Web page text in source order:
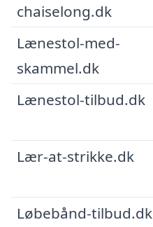
chaiselong.dk
Lænestol-med-
skammel.dk
Lænestol-tilbud.dk
Lær-at-strikke.dk
Løbebånd-tilbud.dk